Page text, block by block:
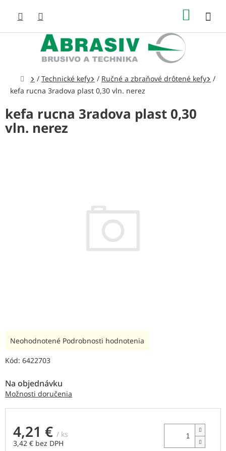
obsah
Domov
/ Technické kefy / Ručné a zbraňové drôtené kefy
/
kefa rucna 3radova plast 0,30 vln. nerez
kefa rucna 3radova plast 0,30
vln. nerez
Kód: 6422703
Na objednávku
Možnosti doručenia
4,21 € / ks
3,42 € bez DPH
Priemerné
produktu
0,0
z
5
hviezdičiek.
Neohodnotené Podrobnosti hodnotenia